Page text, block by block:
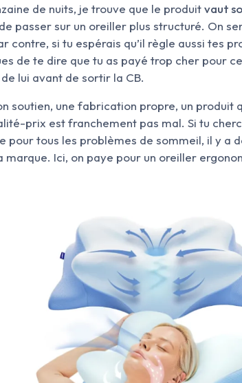
de nuits, je trouve que le produitvaut
passer sur un oreiller plus structuré. On
contre, si tu espérais qu’il règle aussi tes
de te dire que tu as payé trop cher pour
lui avant de sortir la CB.
soutien, une fabrication propre, un produit
prix est franchement pas mal. Si tu
pour tous les problèmes de sommeil, il y a
marque. Ici, on paye pour un oreiller